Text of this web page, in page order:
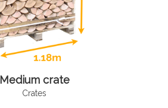
Medium crate
Crates